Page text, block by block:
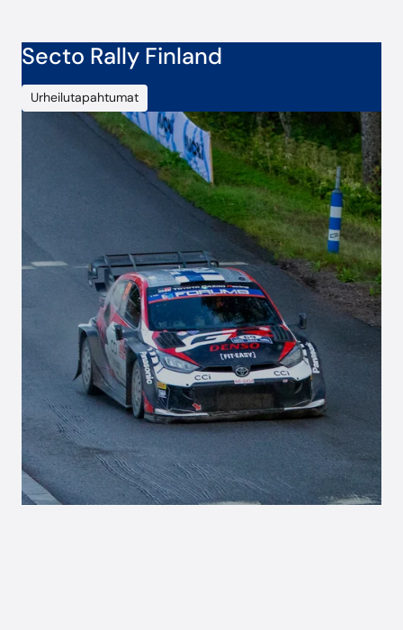
Secto Rally Finland
Urheilutapahtumat
Secto Rally Finland on yksi Suomen suurimmista
moottoriurheilutapahtumista. CoreGo on ollut
mukana vuodesta 2016.
Ratkaisut:
Maksaminen
Kulunvalvonta
Verkkoyhteydet
Tunnisteet
Mobiilisovellus
Tuki
CoreGo Cloud
Lue lisää